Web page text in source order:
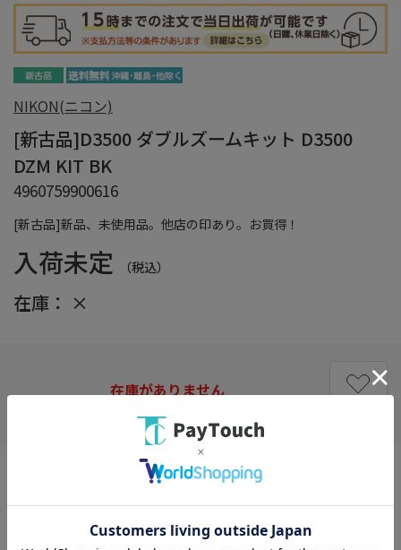
[新古品]新品、未使用品。他店の印あり。お買得！
NIKON(ニコン)
[新古品]D3500 ダブルズームキット D3500
DZM KIT BK
4960759900616
入荷未定 （税込）
在庫： ×
在庫がありません
こちらの商品は保証期間がスタートしております。
こちらの商品は保証期間がスタートしております。